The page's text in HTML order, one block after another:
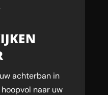
achterban in
naar uw